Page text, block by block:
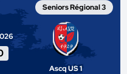
Seniors Régional 3
Ascq US 1